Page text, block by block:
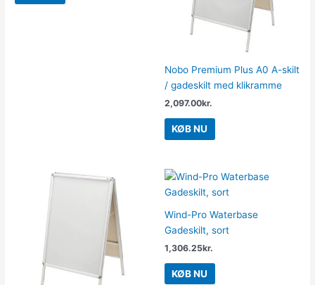
Nobo Premium Plus A0 A-skilt
/ gadeskilt med klikramme
2,097.00kr.
KØB NU
Wind-Pro Waterbase
Gadeskilt, sort
1,306.25kr.
KØB NU